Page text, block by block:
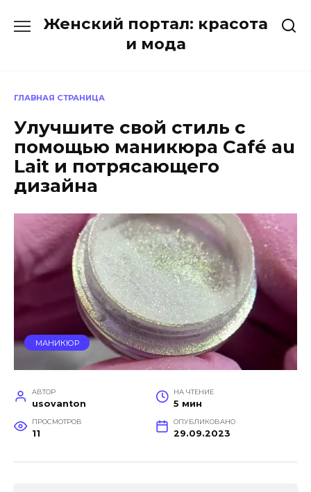
Женский портал: красота
и мода
ГЛАВНАЯ СТРАНИЦА
Улучшите свой стиль с
помощью маникюра Café au
Lait и потрясающего
дизайна
МАНИКЮР
АВТОР
usovanton
НА ЧТЕНИЕ
5 мин
ПРОСМОТРОВ
11
ОПУБЛИКОВАНО
29.09.2023